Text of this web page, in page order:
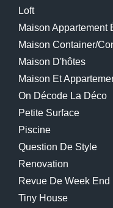
Loft
Maison Appartement
Maison Container/
Maison D'hôtes
Maison Et
On Décode La Déco
Petite Surface
Piscine
Question De Style
Renovation
Revue De Week End
Tiny House